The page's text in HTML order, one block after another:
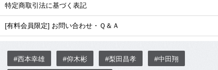
特定商取引法に基づく表記
[有料会員限定] お問い合わせ・Ｑ＆Ａ
#西本幸雄 #仰木彬 #梨田昌孝 #中田翔